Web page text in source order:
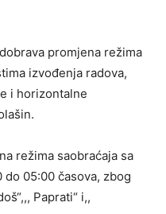
promjena režima
izvođenja radova,
i horizontalne
režima saobraćaja sa
05:00 časova, zbog
Paprati“ i,,